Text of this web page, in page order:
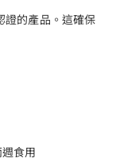
證的產品。這確保
食用